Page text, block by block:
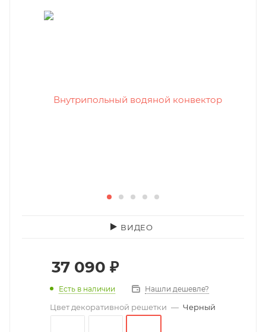
ВИДЕО
37 090 ₽
Есть в наличии Нашли дешевле?
Цвет декоративной решетки — Черный